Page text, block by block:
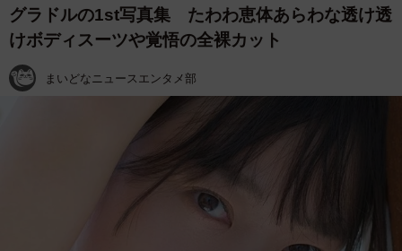
グラドルの1st写真集 たわわ恵体あらわな透け透
けボディスーツや覚悟の全裸カット
まいどなニュースエンタメ部